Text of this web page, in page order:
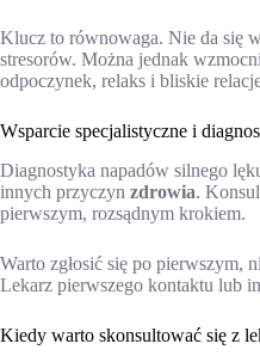
Klucz to równowaga. Nie da się
stresorów. Można jednak
odpoczynek, relaks i bliskie
Wsparcie specjalistyczne i
Diagnostyka napadów silnego
innych przyczyn zdrowia.
pierwszym, rozsądnym krokiem.
Warto zgłosić się po pierwszym,
Lekarz pierwszego kontaktu lub
Kiedy warto skonsultować się z